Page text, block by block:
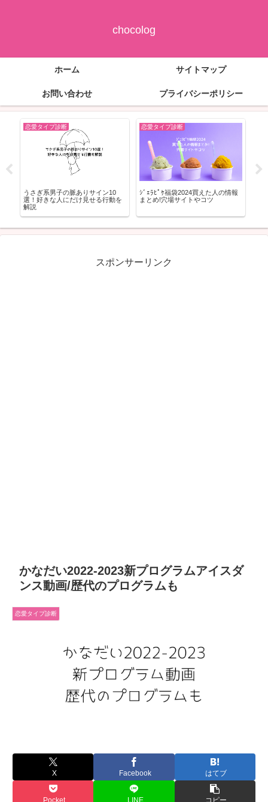
chocolog
ホーム サイトマップ
お問い合わせ プライバシーポリシー
恋愛タイプ診断
うさぎ系男子の脈ありサイン10
選！好きな人にだけ見せる行動を
解説
恋愛タイプ診断
ｼﾞｪﾗﾋﾟｹ福袋2024買えた人の情報
まとめ!穴場サイトやコツ
スポンサーリンク
かなだい2022-2023新プログラムアイスダ
ンス動画/歴代のプログラムも
恋愛タイプ診断
X Facebook はてブ